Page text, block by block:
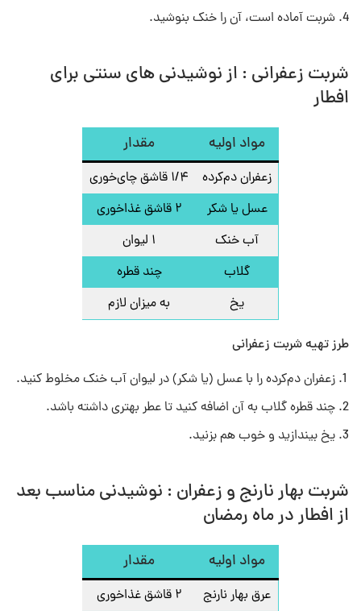
شربت آماده است، آن را خنک بنوشید.
شربت زعفرانی : از نوشیدنی های سنتی برای
افطار
مواد اولیه مقدار
زعفران دم‌کرده
۱/۴ قاشق چای‌خوری
عسل یا شکر
۲ قاشق غذاخوری
آب خنک
۱ لیوان
گلاب
چند قطره
یخ
به میزان لازم
طرز تهیه شربت زعفرانی
زعفران دم‌کرده را با عسل (یا شکر) در لیوان آب خنک مخلوط کنید.
چند قطره گلاب به آن اضافه کنید تا عطر بهتری داشته باشد.
یخ بیندازید و خوب هم بزنید.
شربت بهار نارنج و زعفران : نوشیدنی مناسب بعد
از افطار در ماه رمضان
مواد اولیه مقدار
عرق بهار نارنج
۲ قاشق غذاخوری